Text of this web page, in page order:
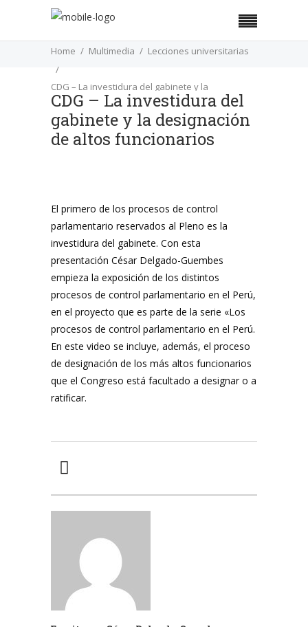
Home Multimedia Lecciones universitarias
CDG – La investidura del gabinete y la
designación de altos funcionarios
CDG – La investidura del
gabinete y la designación
de altos funcionarios
El primero de los procesos de control
parlamentario reservados al Pleno es la
investidura del gabinete. Con esta
presentación César Delgado-Guembes
empieza la exposición de los distintos
procesos de control parlamentario en el Perú,
en el proyecto que es parte de la serie «Los
procesos de control parlamentario en el Perú.
En este video se incluye, además, el proceso
de designación de los más altos funcionarios
que el Congreso está facultado a designar o a
ratificar.